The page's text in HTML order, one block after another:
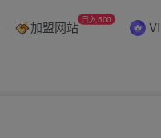
加盟网站 日入500